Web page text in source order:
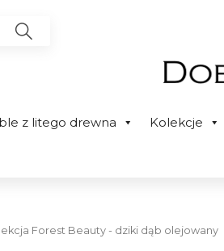
z litego drewna Kolekcje
Forest Beauty - dziki dąb olejowany